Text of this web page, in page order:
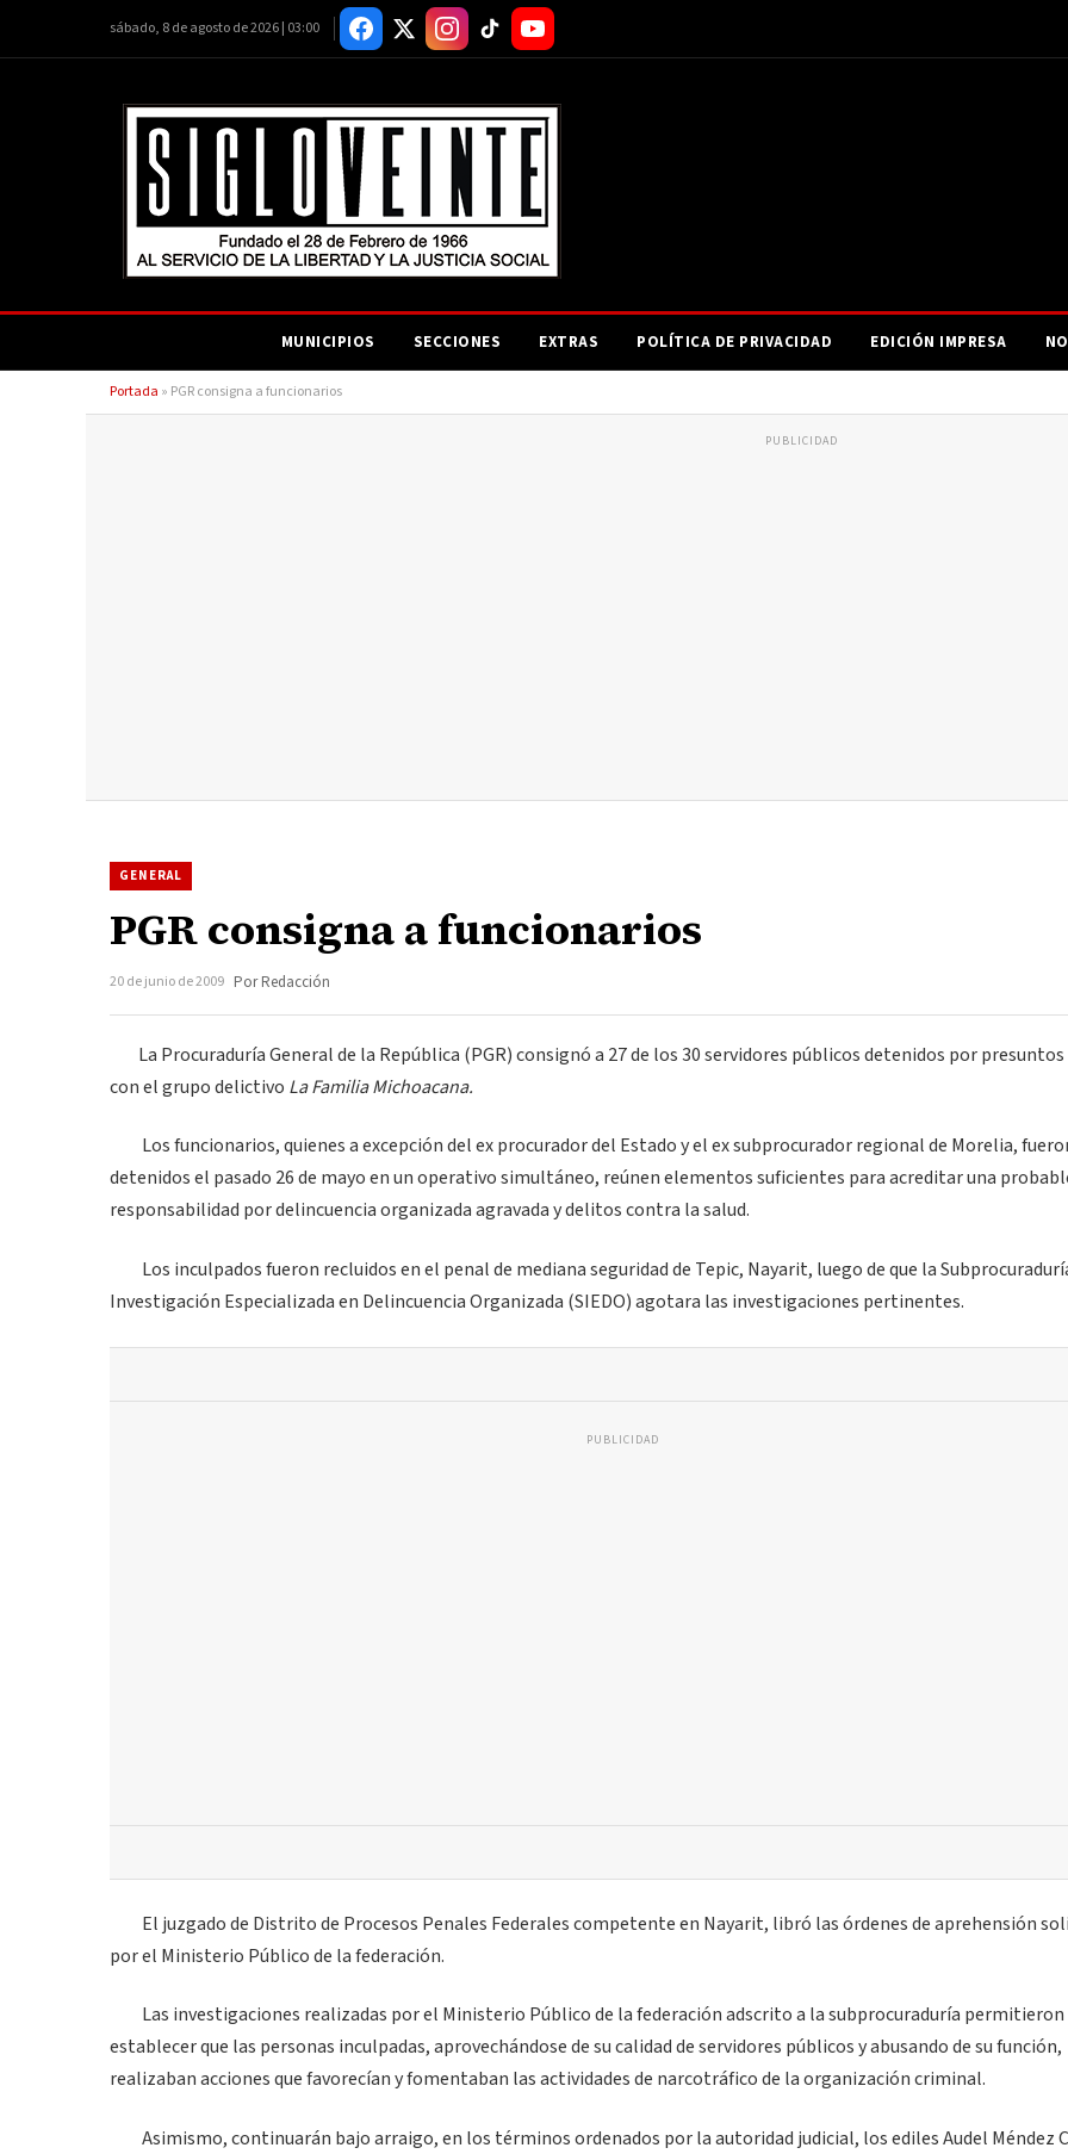
sábado, 8 de agosto de 2026 | 03:00
MUNICIPIOS SECCIONES EXTRAS POLÍTICA DE PRIVACIDAD EDICIÓN IMPRESA
Portada » PGR consigna a funcionarios
PUBLICIDAD
GENERAL
PGR consigna a funcionarios
20 de junio de 2009 Por Redacción
La Procuraduría General de la República (PGR) consignó a 27 de los 30 servidores públicos detenidos por presuntos
con el grupo delictivo La FamiliaMichoacana.
Los funcionarios, quienes a excepción del ex procurador del Estado y el ex subprocurador regional de Morelia,
detenidos el pasado 26 de mayo en un operativo simultáneo, reúnen elementos suficientes para acreditar una
responsabilidad por delincuencia organizada agravada y delitos contra la salud.
Los inculpados fueron recluidos en el penal de mediana seguridad de Tepic, Nayarit, luego de que la
Investigación Especializada en Delincuencia Organizada (SIEDO) agotara las investigaciones pertinentes.
PUBLICIDAD
El juzgado de Distrito de Procesos Penales Federales competente en Nayarit, libró las órdenes de aprehensión
por el Ministerio Público de la federación.
Las investigaciones realizadas por el Ministerio Público de la federación adscrito a la subprocuraduría permitieron
establecer que las personas inculpadas, aprovechándose de su calidad de servidores públicos y abusando de su función,
realizaban acciones que favorecían y fomentaban las actividades de narcotráfico de la organización criminal.
Asimismo, continuarán bajo arraigo, en los términos ordenados por la autoridad judicial, los ediles Audel Méndez